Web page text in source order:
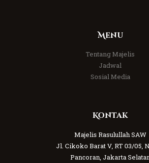
Menu
Tentang Majelis
Jadwal
Sosial Media
Kontak
Majelis Rasulullah SAW
Jl. Cikoko Barat V, RT 03/05,
Pancoran, Jakarta